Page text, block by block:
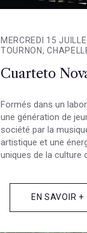
MERCREDI 15
TOURNON,
Cuarteto
Formés dans un
une génération de
société par la
artistique et une
uniques de la culture
EN SAVOIR +